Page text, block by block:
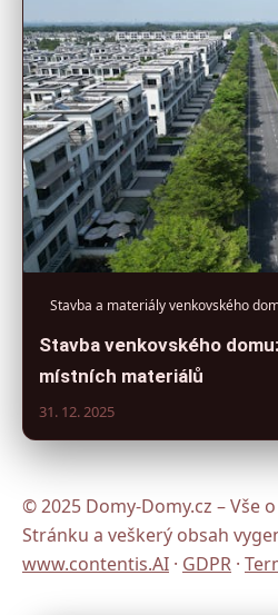
Stavba a materiály venkovského
Stavba venkovského
místních materiálů
31. 12. 2025
© 2025 Domy-Domy.cz – Vše
Stránku a veškerý obsah
www.contentis.AI · GDPR ·